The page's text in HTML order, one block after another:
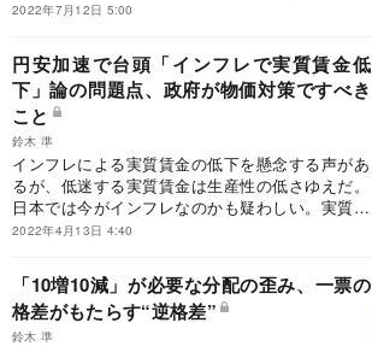
引き上げるのが狙いだ。家計への「分配」増は実
2022年7月12日 5:00
円安加速で台頭「インフレで実質賃金低
下」論の問題点、政府が物価対策ですべき
こと
鈴木 準
インフレによる実質賃金の低下を懸念する声があ
るが、低迷する実質賃金は生産性の低さゆえだ。
日本では今がインフレなのかも疑わしい。実質賃
金引き上げは物価対策とは別の政策で行われるべ
2022年4月13日 4:40
「10増10減」が必要な分配の歪み、一票の
格差がもたらす“逆格差”
鈴木 準